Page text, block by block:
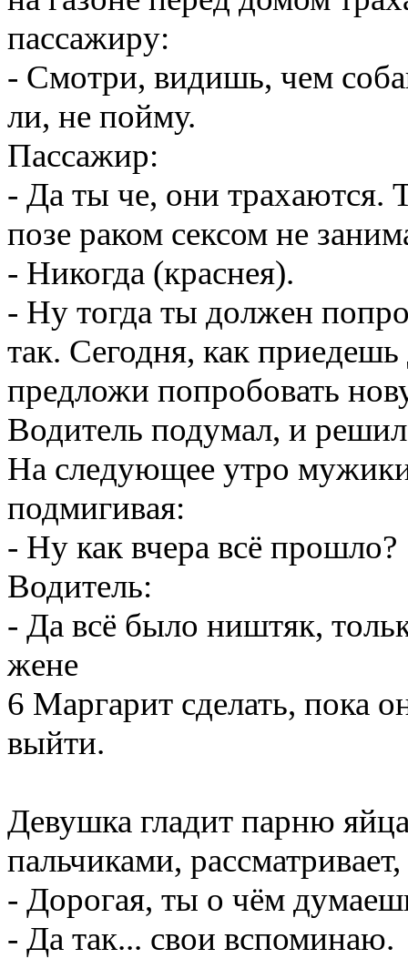
пассажиру:
- Смотри, видишь, чем
ли, не пойму.
Пассажир:
- Да ты че, они трахаются.
позе раком сексом не
- Никогда (краснея).
- Ну тогда ты должен
так. Сегодня, как
предложи попробовать
Водитель подумал, и
На следующее утро
подмигивая:
- Ну как вчера всё прошло?
Водитель:
- Да всё было ништяк,
жене
6 Маргарит сделать, пока
выйти.
Девушка гладит парню
пальчиками,
- Дорогая, ты о чём
- Да так... свои вспоминаю.